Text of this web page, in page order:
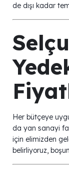
de dışı kadar
Her bütçeye
da yan sanayi
için elimizden
belirliyoruz,